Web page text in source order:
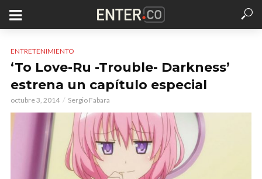
ENTRETENIMIENTO
‘To Love-Ru -Trouble- Darkness’
estrena un capítulo especial
octubre 3, 2014 Sergio Fabara